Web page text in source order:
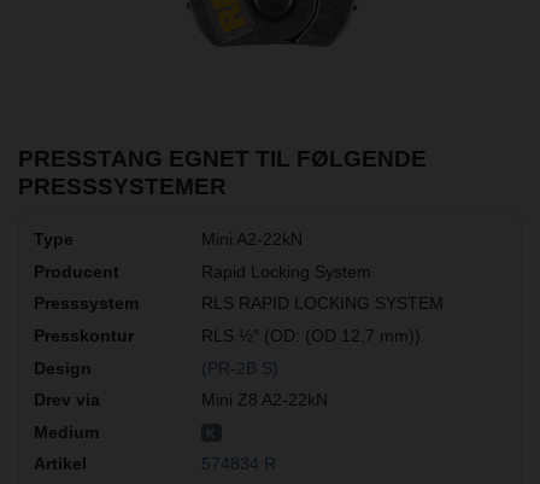
PRESSTANG EGNET TIL FØLGENDE
PRESSSYSTEMER
Mini A2-22kN
Rapid Locking System
RLS RAPID LOCKING SYSTEM
RLS ½″ (OD: (OD 12,7 mm))
(PR-2B S)
Mini Z8 A2-22kN
574834 R